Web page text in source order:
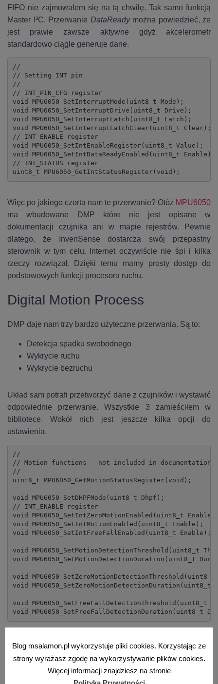
FIFO nie zajmowałem się na tą chwilę. Tak samo funkcją
Master I²C. Przerwanie DataReady można powiedzieć, że
jest prawie zawsze aktywne gdyż akcelerometr
standardowo ciągle generuje dane.
//
// Setting INT pin
//
// INT_PIN_CFG register
void MPU6050_SetInterruptMode(uint8_t Mode);
void MPU6050_SetInterruptDrive(uint8_t Drive);
void MPU6050_SetInterruptLatch(uint8_t Latch);
void MPU6050_SetInterruptLatchClear(uint8_t Clear);
// INT_ENABLE register
void MPU6050_SetIntEnableRegister(uint8_t Value);
void MPU6050_SetIntDataReadyEnabled(uint8_t Enable);
// INT_STATUS register
uint8_t MPU6050_GetIntStatusRegister(void);
Więc po jakiego czorta nam te przerwanie? Otóż MPU6050
ma wbudowane DMP które nie jest opisane w
dokumentacji czujnika ani w mapie rejestrów. Pewnie
dlatego, że InvenSense dostarcza swój przepastny
sterownik w tym celu. Internet oczywiście nie śpi i kilka
rzeczy rozwiązał. Dzięki temu mamy prosty dostęp do
podstawowych funkcji procesora ruchu.
Digital Motion Process
DMP daje nam trzy bardzo użyteczne przerwania. Są to:
Detekcja spadku swobodnego
Wykrycie ruchu
Wykrycie bezruchu
Układ sam potrafi przetworzyć dane z czujników i wystawić
odpowiednie przerwanie. Wszystkie 3 zamieściłem w
bibliotece. Wokół nich jest jeszcze kilka opcji do
ustawienia.
//
// Motion functions - not included in documentation/
//
uint8_t MPU6050_GetMotionStatusRegister(void);
void MPU6050_SetDHPFMode(uint8_t Dhpf);
// INT_ENABLE register
void MPU6050_SetIntZeroMotionEnabled(uint8_t
void MPU6050_SetIntMotionEnabled(uint8_t Enable);
void MPU6050_SetIntFreeFallEnabled(uint8_t Enable);
void MPU6050_SetMotionDetectionThreshold(uint8_t
void MPU6050_SetMotionDetectionDuration(uint8_t
void
void MPU6050_SetZeroMotionDetectionDuration(uint8_t
void MPU6050_SetFreeFallDetectionThreshold(uint8_t
void MPU6050_SetFreeFallDetectionDuration(uint8_t
Pierwsza funkcja to odczyt rejestru statusowego
odpowiedzialnego za wykryty ruch. W nim znajduje się
informacja o tym, w którym kierunku ruch wywołał
MotionDetect. Być może komuś się przyda. Ja
Blog msalamon.pl wykorzystuje pliki cookies. Korzystając ze
strony wyrażasz zgodę na wykorzystywanie plików cookies.
Więcej informacji znajdziesz na stronie